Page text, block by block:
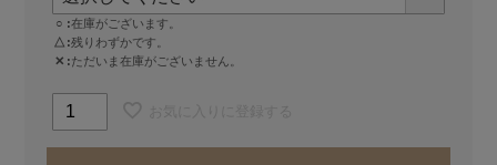
○
在庫がございます。
△ 残りわずかです。
✕
ただいま在庫がございません。